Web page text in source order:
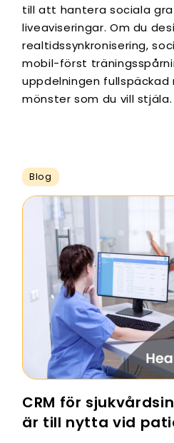
till att hantera sociala
liveaviseringar. Om du
realtidssynkronisering,
mobil-först
uppdelningen
mönster som du vill stjäla.
Blog
CRM för
är till nytta vid